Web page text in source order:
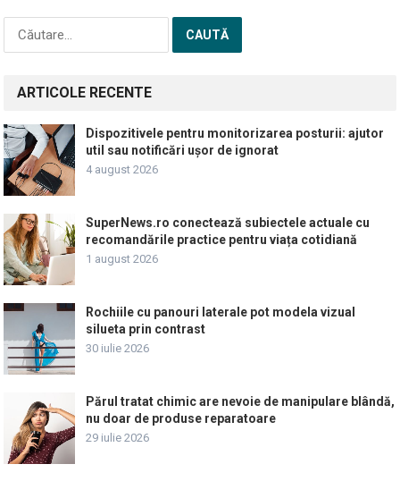
după:
ARTICOLE RECENTE
Dispozitivele pentru monitorizarea posturii: ajutor
util sau notificări ușor de ignorat
4 august 2026
SuperNews.ro conectează subiectele actuale cu
recomandările practice pentru viața cotidiană
1 august 2026
Rochiile cu panouri laterale pot modela vizual
silueta prin contrast
30 iulie 2026
Părul tratat chimic are nevoie de manipulare blândă,
nu doar de produse reparatoare
29 iulie 2026